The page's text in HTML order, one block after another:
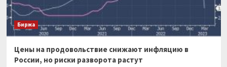
Биржа
Цены на продовольствие снижают инфляцию в
России, но риски разворота растут